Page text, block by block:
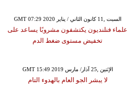
GMT 07:29 2020 السبت ,11 كانون الثاني / يناير
علماء فنلنديون يكتشفون مشروبًا يساعد على
تخفيض مستوى ضغط الدم
GMT 15:49 2019 الإثنين ,25 آذار/ مارس
لا يبشر الجو العام بالهدوء التام